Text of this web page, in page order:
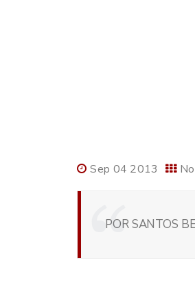
Sep 04 2013
POR SANTOS